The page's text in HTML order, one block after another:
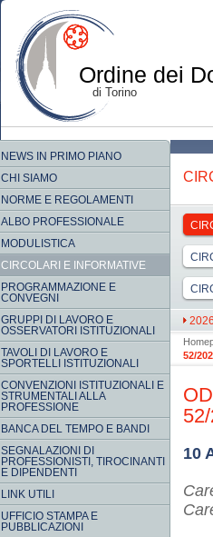
Ordine dei
di Torino
NEWS IN PRIMO PIANO
CHI SIAMO
NORME E REGOLAMENTI
ALBO PROFESSIONALE
MODULISTICA
CIRCOLARI E INFORMATIVE
PROGRAMMAZIONE E
CONVEGNI
GRUPPI DI LAVORO E
OSSERVATORI ISTITUZIONALI
TAVOLI DI LAVORO E
SPORTELLI ISTITUZIONALI
CONVENZIONI ISTITUZIONALI E
STRUMENTALI ALLA
PROFESSIONE
BANCA DEL TEMPO E BANDI
SEGNALAZIONI DI
PROFESSIONISTI, TIROCINANTI
E DIPENDENTI
LINK UTILI
UFFICIO STAMPA E
PUBBLICAZIONI
52/
10